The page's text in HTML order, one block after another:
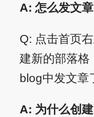
A: 怎么发文章
Q: 点击首页
建新的部落格
blog中发文章
A: 为什么创